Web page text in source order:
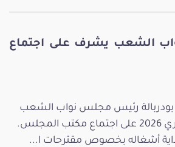
الشعب يشرف على اجتماع
بودربالة رئيس مجلس نواب الشعب
اليوم الأربعاء 18 فيفري 2026 على اجتماع مكتب المجلس.
أشغاله بخصوص مقترحات ا...